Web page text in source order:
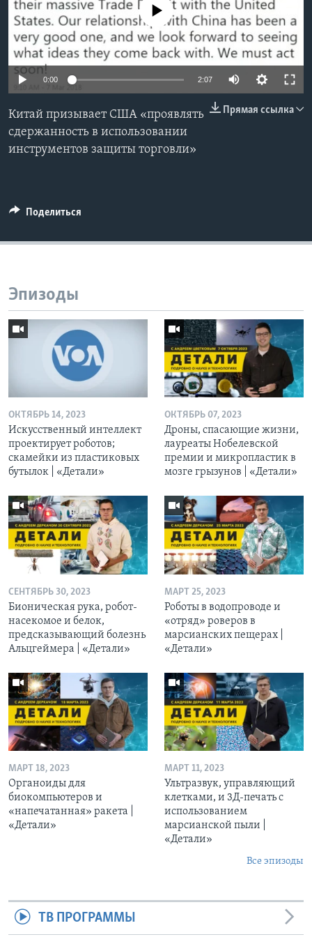
Learning English
СОЦИАЛЬНЫЕ СЕТИ
Языки
No media source currently available
0:00 2:07
Прямая ссылка
Китай призывает США «проявлять
сдержанность в использовании
инструментов защиты торговли»
Поделиться
Эпизоды
ОКТЯБРЬ 14, 2023
Искусственный интеллект
проектирует роботов;
скамейки из пластиковых
бутылок | «Детали»
ОКТЯБРЬ 07, 2023
Дроны, спасающие жизни,
лауреаты Нобелевской
премии и микропластик в
мозге грызунов | «Детали»
СЕНТЯБРЬ 30, 2023
Бионическая рука, робот-
насекомое и белок,
предсказывающий болезнь
Альцгеймера | «Детали»
МАРТ 25, 2023
Роботы в водопроводе и
«отряд» роверов в
марсианских пещерах |
«Детали»
МАРТ 18, 2023
Органоиды для
биокомпьютеров и
«напечатанная» ракета |
«Детали»
МАРТ 11, 2023
Ультразвук, управляющий
клетками, и 3Д-печать c
использованием
марсианской пыли |
«Детали»
Все эпизоды
ТВ ПРОГРАММЫ